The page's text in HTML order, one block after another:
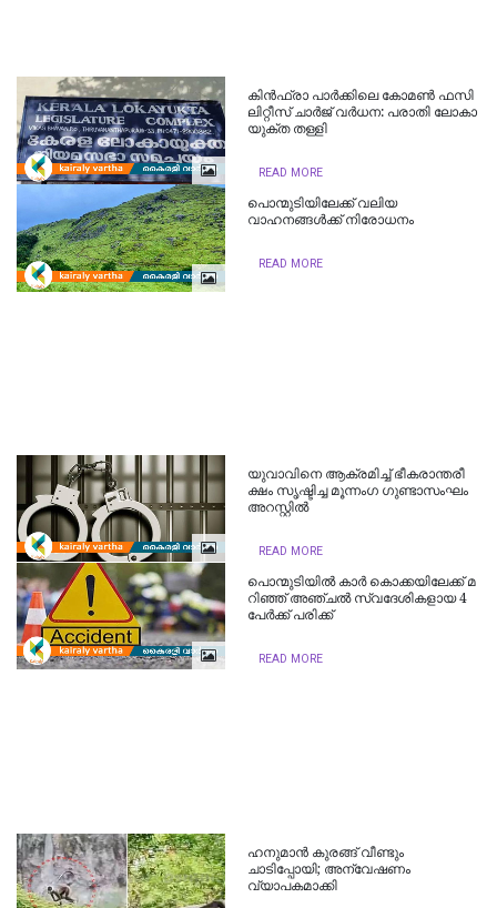
കി​ൻ​ഫ്രാ പാ​ർ​ക്കി​ലെ കോ​മ​ണ്‍ ഫ​സി​
ലി​റ്റീ​സ് ചാ​ർ​ജ് വ​ർ​ധ​ന: പ​രാ​തി ലോ​കാ​
യു​ക്ത ത​ള്ളി
READ MORE
പൊന്മുടിയിലേക്ക് വലിയ
വാഹനങ്ങള്‍ക്ക് നിരോധനം
READ MORE
യു​വാ​വി​നെ ആ​ക്ര​മി​ച്ച് ഭീ​ക​രാ​ന്ത​രീ​
ക്ഷം സൃ​ഷ്ടി​ച്ച​ മൂ​ന്നം​ഗ ഗു​ണ്ടാസംഘം
അ​റ​സ്റ്റിൽ
READ MORE
പൊ​ന്മു​ടി​യി​ൽ‌ കാ​ർ കൊ​ക്ക​യി​ലേ​ക്ക് മ​
റി​ഞ്ഞ് അഞ്ചൽ സ്വദേശികളായ 4
പേ​ർ​ക്ക് പ​രി​ക്ക്
READ MORE
ഹനുമാൻ കുരങ്ങ് വീണ്ടും
ചാടിപ്പോയി; അന്വേഷണം
വ്യാപകമാക്കി